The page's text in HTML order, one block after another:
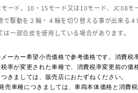
ード、10・15モード又は10モード、JC08モ
で駆動を２輪・４輪を切り替える事が出来る
一部合皮を使用している場合があります。
ーカー希望小売価格で参考価格です。消費税
率が変更された車種で、消費税率変更前の価
きましては、販売店におたずねください。
売車種につきましては、車両本体価格と消費